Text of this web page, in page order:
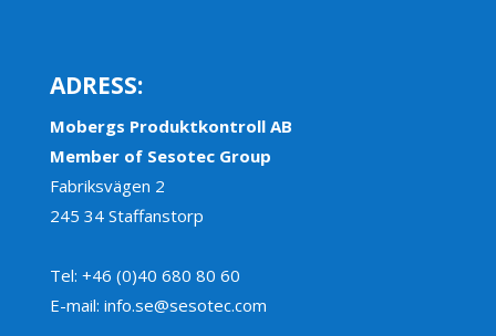
ADRESS:
Mobergs Produktkontroll AB
Member of Sesotec Group
Fabriksvägen 2
245 34 Staffanstorp
Tel: +46 (0)40 680 80 60
E-mail: info.se@sesotec.com